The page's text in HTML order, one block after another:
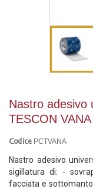
Nastro adesivo
TESCON
Codice PCTVANA
Nastro adesivo
sigillatura di: -
facciata e